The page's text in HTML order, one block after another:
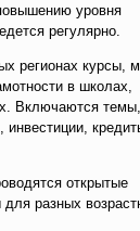
уровня
регулярно.
регионах курсы,
в школах,
Включаются
открытые
разных